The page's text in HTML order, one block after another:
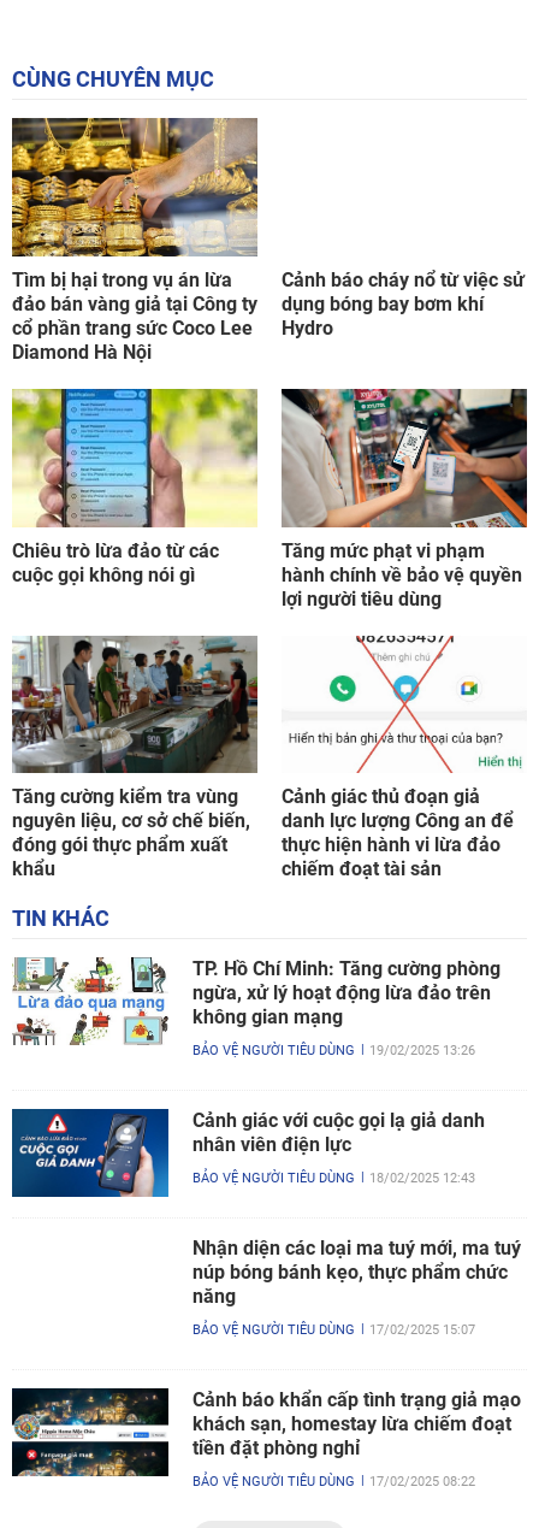
CÙNG CHUYÊN MỤC
Tìm bị hại trong vụ án lừa
đảo bán vàng giả tại Công ty
cổ phần trang sức Coco Lee
Diamond Hà Nội
Cảnh báo cháy nổ từ việc sử
dụng bóng bay bơm khí
Hydro
Chiêu trò lừa đảo từ các
cuộc gọi không nói gì
Tăng mức phạt vi phạm
hành chính về bảo vệ quyền
lợi người tiêu dùng
Tăng cường kiểm tra vùng
nguyên liệu, cơ sở chế biến,
đóng gói thực phẩm xuất
khẩu
Cảnh giác thủ đoạn giả
danh lực lượng Công an để
thực hiện hành vi lừa đảo
chiếm đoạt tài sản
TIN KHÁC
TP. Hồ Chí Minh: Tăng cường phòng
ngừa, xử lý hoạt động lừa đảo trên
không gian mạng
BẢO VỆ NGƯỜI TIÊU DÙNG 19/02/2025 13:26
Cảnh giác với cuộc gọi lạ giả danh
nhân viên điện lực
BẢO VỆ NGƯỜI TIÊU DÙNG 18/02/2025 12:43
Nhận diện các loại ma tuý mới, ma tuý
núp bóng bánh kẹo, thực phẩm chức
năng
BẢO VỆ NGƯỜI TIÊU DÙNG 17/02/2025 15:07
Cảnh báo khẩn cấp tình trạng giả mạo
khách sạn, homestay lừa chiếm đoạt
tiền đặt phòng nghỉ
BẢO VỆ NGƯỜI TIÊU DÙNG 17/02/2025 08:22